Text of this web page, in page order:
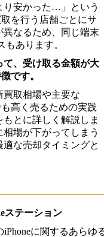
り安かった…」という
を行う店舗ごとにサ
なるため、同じ端末
もあります。
、受け取る金額が大
です。
買取相場や主要な
高く売るための実践
とに詳しく解説しま
場が下がってしまう
な売却タイミングと
ステーション
に関するあらゆ